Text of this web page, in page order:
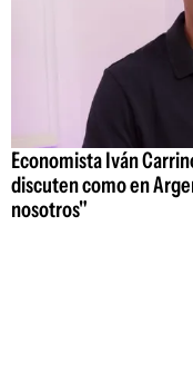
Economista Iván
discuten como en
nosotros"